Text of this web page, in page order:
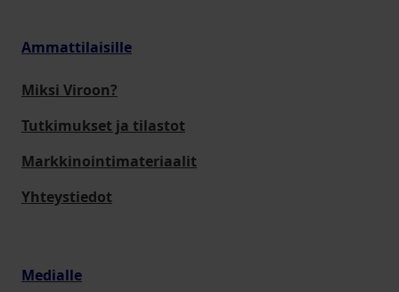
Ammattilaisille
Miksi Viroon?
Tutkimukset ja tilastot
Markkinointimateriaalit
Yhteystiedot
Medialle